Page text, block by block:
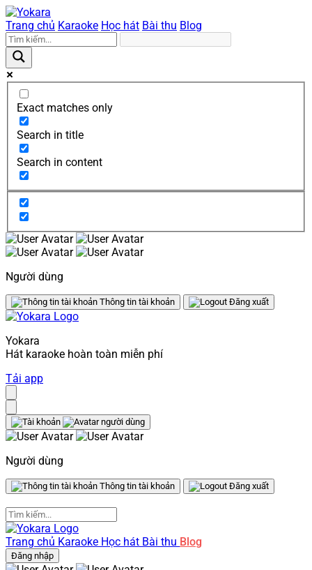
Trang chủ Karaoke Học hát Bài thu Blog
Exact matches only
Search in title
Search in content
Người dùng
Thông tin tài khoản Đăng xuất
Yokara
Hát karaoke hoàn toàn miễn phí
Tải app
Người dùng
Thông tin tài khoản Đăng xuất
Trang chủ Karaoke Học hát Bài thu Blog
Đăng nhập